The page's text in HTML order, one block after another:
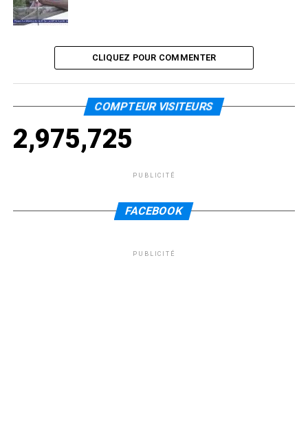
CLIQUEZ POUR COMMENTER
COMPTEUR VISITEURS
2,975,725
PUBLICITÉ
FACEBOOK
PUBLICITÉ